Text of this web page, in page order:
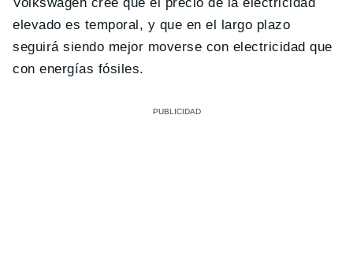
elevado es temporal, y que en el largo plazo
seguirá siendo mejor moverse con electricidad que
con energías fósiles.